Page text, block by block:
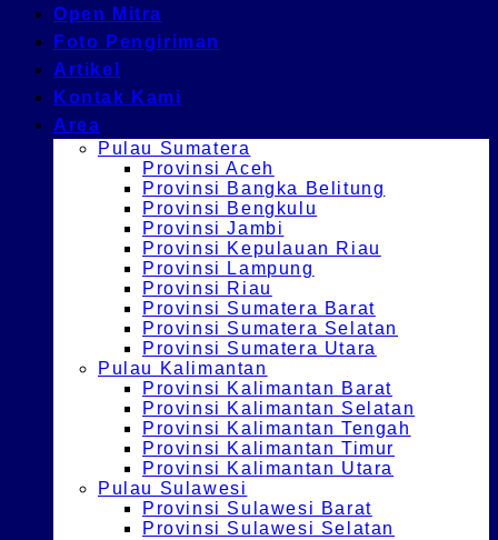
Open Mitra
Foto Pengiriman
Artikel
Kontak Kami
Area
Pulau Sumatera
Provinsi Aceh
Provinsi Bangka Belitung
Provinsi Bengkulu
Provinsi Jambi
Provinsi Kepulauan Riau
Provinsi Lampung
Provinsi Riau
Provinsi Sumatera Barat
Provinsi Sumatera Selatan
Provinsi Sumatera Utara
Pulau Kalimantan
Provinsi Kalimantan Barat
Provinsi Kalimantan Selatan
Provinsi Kalimantan Tengah
Provinsi Kalimantan Timur
Provinsi Kalimantan Utara
Pulau Sulawesi
Provinsi Sulawesi Barat
Provinsi Sulawesi Selatan